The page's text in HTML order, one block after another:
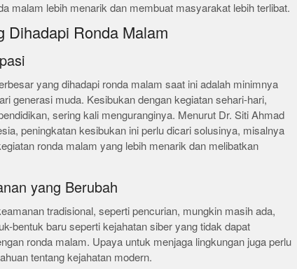
malam lebih menarik dan membuat masyarakat lebih terlibat.
Dihadapi Ronda Malam
yang dihadapi ronda malam saat ini adalah minimnya
generasi muda. Kesibukan dengan kegiatan sehari-hari,
sering kali menguranginya. Menurut Dr. Siti Ahmad
peningkatan kesibukan ini perlu dicari solusinya, misalnya
ronda malam yang lebih menarik dan melibatkan
yang Berubah
tradisional, seperti pencurian, mungkin masih ada,
bentuk baru seperti kejahatan siber yang tidak dapat
ronda malam. Upaya untuk menjaga lingkungan juga perlu
tentang kejahatan modern.